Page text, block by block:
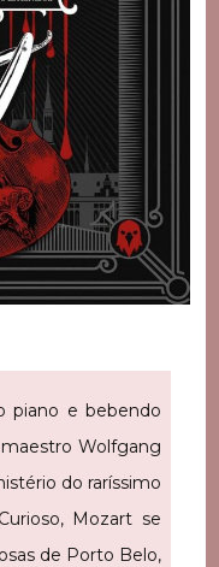
piano e bebendo
Wolfgang
do raríssimo
Mozart se
de Porto Belo,